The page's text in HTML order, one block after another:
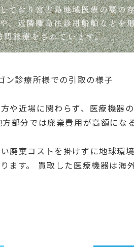
ン診療所様での引取の様子
や近場に関わらず、医療機器
部分では廃棄費用が高額にな
廃棄コストを掛けずに地球環
ます。 買取した医療機器は海